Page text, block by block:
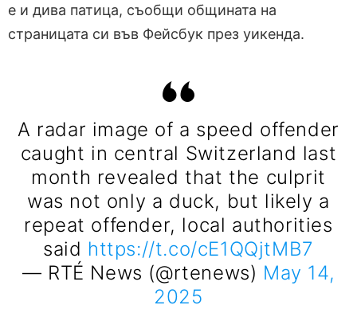
е и дива патица, съобщи общината на
страницата си във Фейсбук през уикенда.
A radar image of a speed offender
caught in central Switzerland last
month revealed that the culprit
was not only a duck, but likely a
repeat offender, local authorities
said https://t.co/cE1QQjtMB7
— RTÉ News (@rtenews) May 14,
2025